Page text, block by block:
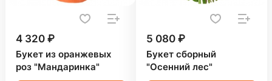
4 320 ₽
Букет из оранжевых
роз "Мандаринка"
5 080 ₽
Букет сборный
"Осенний лес"